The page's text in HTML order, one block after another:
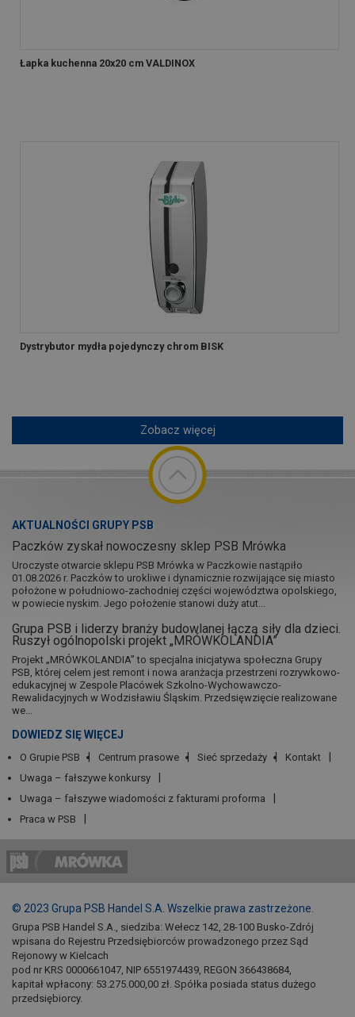
Łapka kuchenna 20x20 cm VALDINOX
Dystrybutor mydła pojedynczy chrom BISK
Zobacz więcej
AKTUALNOŚCI GRUPY PSB
Paczków zyskał nowoczesny sklep PSB Mrówka
Uroczyste otwarcie sklepu PSB Mrówka w Paczkowie nastąpiło
01.08.2026 r. Paczków to urokliwe i dynamicznie rozwijające się miasto
położone w południowo-zachodniej części województwa opolskiego,
w powiecie nyskim. Jego położenie stanowi duży atut...
Grupa PSB i liderzy branży budowlanej łączą siły dla dzieci.
Ruszył ogólnopolski projekt „MRÓWKOLANDIA”
Projekt „MRÓWKOLANDIA” to specjalna inicjatywa społeczna Grupy
PSB, której celem jest remont i nowa aranżacja przestrzeni rozrywkowo-
edukacyjnej w Zespole Placówek Szkolno-Wychowawczo-
Rewalidacyjnych w Wodzisławiu Śląskim. Przedsięwzięcie realizowane
we...
DOWIEDZ SIĘ WIĘCEJ
O Grupie PSB Centrum prasowe Sieć sprzedaży
Kontakt
Uwaga – fałszywe konkursy
Uwaga – fałszywe wiadomości z fakturami proforma
Praca w PSB
© 2023 Grupa PSB Handel S.A. Wszelkie prawa zastrzeżone.
Grupa PSB Handel S.A., siedziba: Wełecz 142, 28-100 Busko-Zdrój
wpisana do Rejestru Przedsiębiorców prowadzonego przez Sąd
Rejonowy w Kielcach
pod nr KRS 0000661047, NIP 6551974439, REGON 366438684,
kapitał wpłacony: 53.275.000,00 zł. Spółka posiada status dużego
przedsiębiorcy.